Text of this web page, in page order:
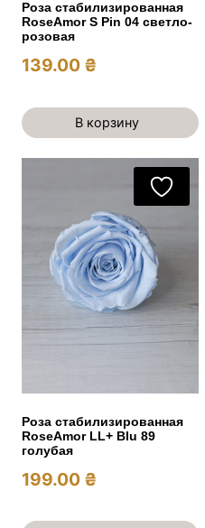
Роза стабилизированная
RoseAmor S Pin 04 светло-
розовая
139.00 ₴
В корзину
Роза стабилизированная
RoseAmor LL+ Blu 89
голубая
199.00 ₴